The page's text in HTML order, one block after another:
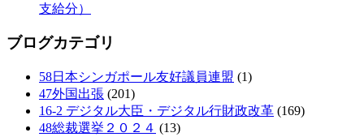
支給分）
ブログカテゴリ
58日本シンガポール友好議員連盟 (1)
47外国出張 (201)
16-2 デジタル大臣・デジタル行財政改革 (169)
48総裁選挙２０２４ (13)